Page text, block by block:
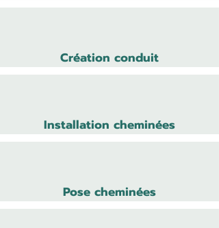
Création conduit
Installation cheminées
Pose cheminées